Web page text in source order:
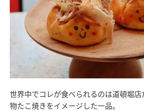
世界中でコレが食べられるのは道頓堀
物たこ焼きをイメージした一品。